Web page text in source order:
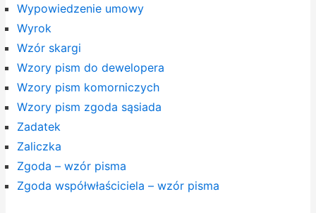
Wypowiedzenie umowy
Wyrok
Wzór skargi
Wzory pism do dewelopera
Wzory pism komorniczych
Wzory pism zgoda sąsiada
Zadatek
Zaliczka
Zgoda – wzór pisma
Zgoda współwłaściciela – wzór pisma